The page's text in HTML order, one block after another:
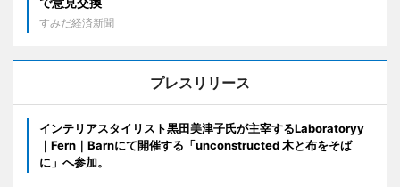
すみだ経済新聞
プレスリリース
インテリアスタイリスト黒田美津子氏が主宰するLaboratoryy
｜Fern｜Barnにて開催する「unconstructed 木と布をそば
に」へ参加。